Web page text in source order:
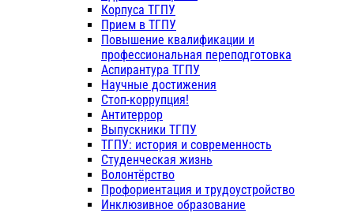
Корпуса ТГПУ
Прием в ТГПУ
Повышение квалификации и
профессиональная переподготовка
Аспирантура ТГПУ
Научные достижения
Стоп-коррупция!
Антитеррор
Выпускники ТГПУ
ТГПУ: история и современность
Студенческая жизнь
Волонтёрство
Профориентация и трудоустройство
Инклюзивное образование